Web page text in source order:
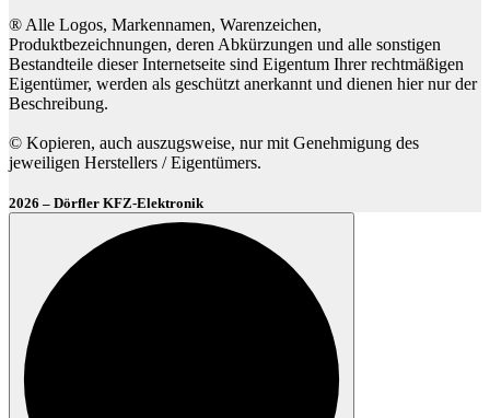
® Alle Logos, Markennamen, Warenzeichen,
Produktbezeichnungen, deren Abkürzungen und alle sonstigen
Bestandteile dieser Internetseite sind Eigentum Ihrer rechtmäßigen
Eigentümer, werden als geschützt anerkannt und dienen hier nur der
Beschreibung.
© Kopieren, auch auszugsweise, nur mit Genehmigung des
jeweiligen Herstellers / Eigentümers.
2026 – Dörfler KFZ-Elektronik